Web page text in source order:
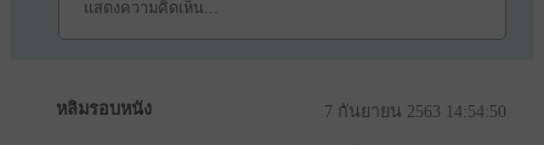
หลิมรอบหนัง 7 กันยายน 2563 14:54:50